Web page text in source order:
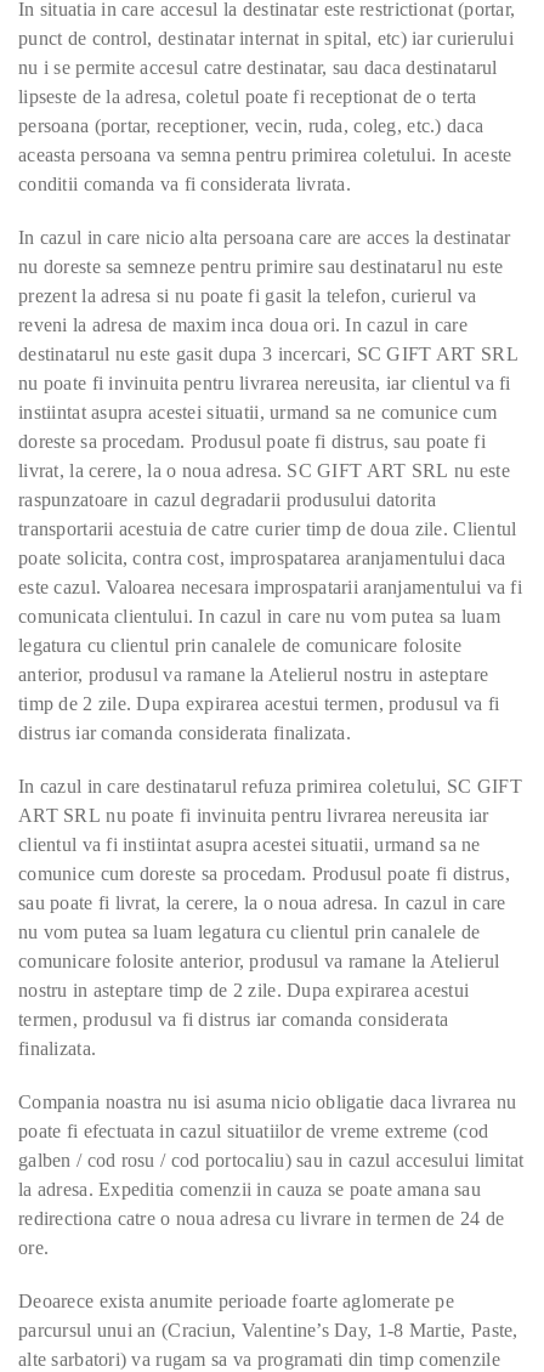
In situatia in care accesul la destinatar este restrictionat (portar,
punct de control, destinatar internat in spital, etc) iar curierului
nu i se permite accesul catre destinatar, sau daca destinatarul
lipseste de la adresa, coletul poate fi receptionat de o terta
persoana (portar, receptioner, vecin, ruda, coleg, etc.) daca
aceasta persoana va semna pentru primirea coletului. In aceste
conditii comanda va fi considerata livrata.
In cazul in care nicio alta persoana care are acces la destinatar
nu doreste sa semneze pentru primire sau destinatarul nu este
prezent la adresa si nu poate fi gasit la telefon, curierul va
reveni la adresa de maxim inca doua ori. In cazul in care
destinatarul nu este gasit dupa 3 incercari, SC GIFT ART SRL
nu poate fi invinuita pentru livrarea nereusita, iar clientul va fi
instiintat asupra acestei situatii, urmand sa ne comunice cum
doreste sa procedam. Produsul poate fi distrus, sau poate fi
livrat, la cerere, la o noua adresa. SC GIFT ART SRL nu este
raspunzatoare in cazul degradarii produsului datorita
transportarii acestuia de catre curier timp de doua zile. Clientul
poate solicita, contra cost, improspatarea aranjamentului daca
este cazul. Valoarea necesara improspatarii aranjamentului va fi
comunicata clientului. In cazul in care nu vom putea sa luam
legatura cu clientul prin canalele de comunicare folosite
anterior, produsul va ramane la Atelierul nostru in asteptare
timp de 2 zile. Dupa expirarea acestui termen, produsul va fi
distrus iar comanda considerata finalizata.
In cazul in care destinatarul refuza primirea coletului, SC GIFT
ART SRL nu poate fi invinuita pentru livrarea nereusita iar
clientul va fi instiintat asupra acestei situatii, urmand sa ne
comunice cum doreste sa procedam. Produsul poate fi distrus,
sau poate fi livrat, la cerere, la o noua adresa. In cazul in care
nu vom putea sa luam legatura cu clientul prin canalele de
comunicare folosite anterior, produsul va ramane la Atelierul
nostru in asteptare timp de 2 zile. Dupa expirarea acestui
termen, produsul va fi distrus iar comanda considerata
finalizata.
Compania noastra nu isi asuma nicio obligatie daca livrarea nu
poate fi efectuata in cazul situatiilor de vreme extreme (cod
galben / cod rosu / cod portocaliu) sau in cazul accesului limitat
la adresa. Expeditia comenzii in cauza se poate amana sau
redirectiona catre o noua adresa cu livrare in termen de 24 de
ore.
Deoarece exista anumite perioade foarte aglomerate pe
parcursul unui an (Craciun, Valentine’s Day, 1-8 Martie, Paste,
alte sarbatori) va rugam sa va programati din timp comenzile